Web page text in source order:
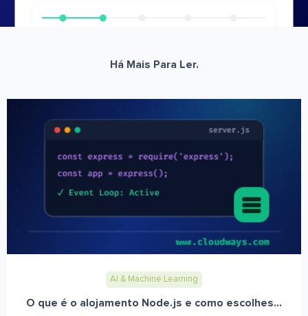
Há Mais Para Ler.
AI & Machine Learning
O que é o alojamento Node.js e como escolhes...